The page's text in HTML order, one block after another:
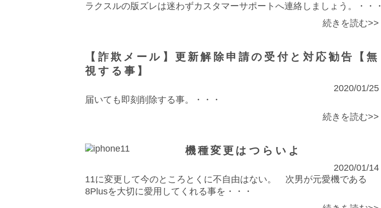
ラクスルの版ズレは迷わずカスタマーサポートへ連絡しましょう。・・・
続きを読む>>
【詐欺メール】更新解除申請の受付と対応勧告【無
視する事】
2020/01/25
届いても即刻削除する事。・・・
続きを読む>>
機種変更はつらいよ
2020/01/14
11に変更して今のところとくに不自由はない。 次男が元愛機である
8Plusを大切に愛用してくれる事を・・・